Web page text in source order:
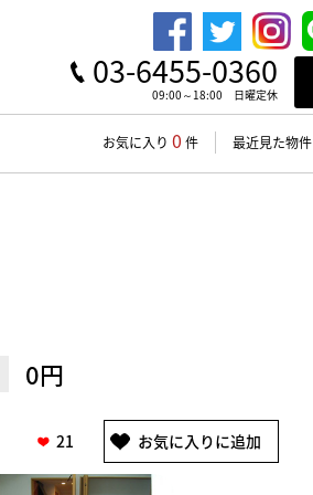
03-6455-0360
09:00～18:00 日曜定休
お気に入り 0 件 最近見た物件
0円
21